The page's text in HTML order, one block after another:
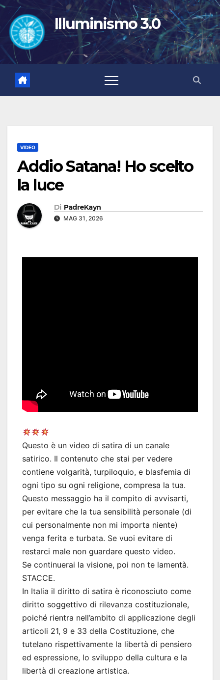
Salta
contenuto
Illuminismo 3.0
VIDEO
Addio Satana! Ho scelto
la luce
Di PadreKayn
MAG 31, 2026
Questo è un video di satira di un canale
satirico. Il contenuto che stai per vedere
contiene volgarità, turpiloquio, e blasfemia di
ogni tipo su ogni religione, compresa la tua.
Questo messaggio ha il compito di avvisarti,
per evitare che la tua sensibilità personale (di
cui personalmente non mi importa niente)
venga ferita e turbata. Se vuoi evitare di
restarci male non guardare questo video.
Se continuerai la visione, poi non te lamentà.
STACCE.
In Italia il diritto di satira è riconosciuto come
diritto soggettivo di rilevanza costituzionale,
poiché rientra nell’ambito di applicazione degli
articoli 21, 9 e 33 della Costituzione, che
tutelano rispettivamente la libertà di pensiero
ed espressione, lo sviluppo della cultura e la
libertà di creazione artistica.